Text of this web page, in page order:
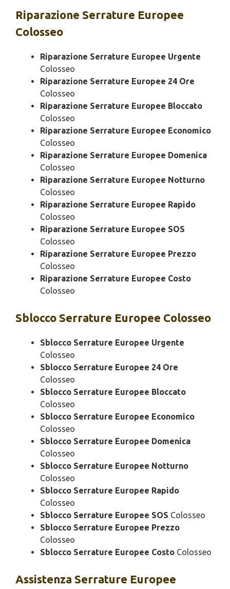
Riparazione Serrature Europee
Colosseo
Riparazione Serrature Europee Urgente
Colosseo
Riparazione Serrature Europee 24 Ore
Colosseo
Riparazione Serrature Europee Bloccato
Colosseo
Riparazione Serrature Europee Economico
Colosseo
Riparazione Serrature Europee Domenica
Colosseo
Riparazione Serrature Europee Notturno
Colosseo
Riparazione Serrature Europee Rapido
Colosseo
Riparazione Serrature Europee SOS
Colosseo
Riparazione Serrature Europee Prezzo
Colosseo
Riparazione Serrature Europee Costo
Colosseo
Sblocco Serrature Europee Colosseo
Sblocco Serrature Europee Urgente
Colosseo
Sblocco Serrature Europee 24 Ore
Colosseo
Sblocco Serrature Europee Bloccato
Colosseo
Sblocco Serrature Europee Economico
Colosseo
Sblocco Serrature Europee Domenica
Colosseo
Sblocco Serrature Europee Notturno
Colosseo
Sblocco Serrature Europee Rapido
Colosseo
Sblocco Serrature Europee SOS Colosseo
Sblocco Serrature Europee Prezzo
Colosseo
Sblocco Serrature Europee Costo Colosseo
Assistenza Serrature Europee